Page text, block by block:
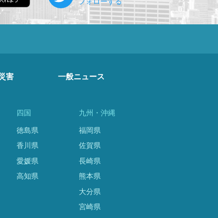
害 一般ニュース
四国
徳島県
香川県
愛媛県
高知県
九州・沖縄
福岡県
佐賀県
長崎県
熊本県
大分県
宮崎県